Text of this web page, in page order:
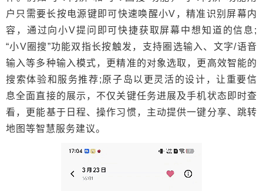
户只需要长按电源键即可快速唤醒小V，精准识别屏幕内
容，通过向小V提问即可快捷获取屏幕中想知道的信息;
“小V圈搜”功能双指长按触发，支持圈选输入、文字/语音
输入等多种输入模式，更精准的对象选取，更高效智能的
搜索体验和服务推荐;原子岛以更灵活的设计，让重要信
息全面直接的展示，不仅关键任务进展及手机状态即时查
看，更能基于日程、操作习惯，主动提供一键分享、跳转
地图等智慧服务建议。